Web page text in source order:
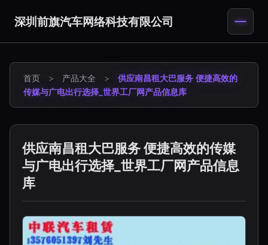
深圳前旗汽车网络科技有限公司
首页 > 产品大全 >
供应南昌租大巴服务 便捷高效的
传媒与广电出行选择_世界工厂网产品信息库
供应南昌租大巴服务 便捷高效的传媒
与广电出行选择_世界工厂网产品信息
库